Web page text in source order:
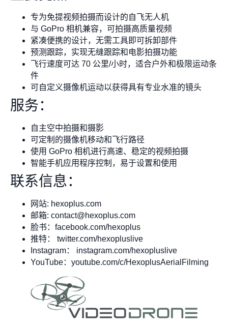
专为免提视频拍摄而设计的自飞无人机
与 GoPro 相机兼容，可拍摄高质量视频
紧凑便携的设计，无需工具即可拆卸部件
预测跟踪，实现无缝跟踪和电影拍摄功能
飞行速度可达 70 公里/小时，适合户外和极限运动条
件
可自定义摄像机运动以获得具有专业水准的镜头
服务：
自主空中拍摄和摄影
可定制的摄像机移动和飞行路径
使用 GoPro 相机进行高速、稳定的视频拍摄
智能手机应用程序控制，易于设置和使用
联系信息：
网站: hexoplus.com
邮箱: contact@hexoplus.com
脸书：facebook.com/hexoplus
推特： twitter.com/hexopluslive
Instagram： instagram.com/hexopluslive
YouTube：youtube.com/c/HexoplusAerialFilming